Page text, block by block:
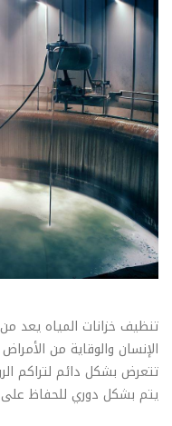
تنظيف خزانات المياه يعد
الإنسان والوقاية من الأمراض
تتعرض بشكل دائم لتراكم
يتم بشكل دوري للحفاظ على